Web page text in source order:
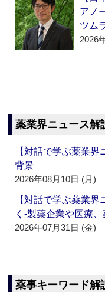
アノ
ツム
2026
薬業界ニュース解
【対話で学ぶ薬業
背景
2026年08月10日 (月)
【対話で学ぶ薬業
く‐製薬企業や医療
2026年07月31日 (金)
薬事キーワード解